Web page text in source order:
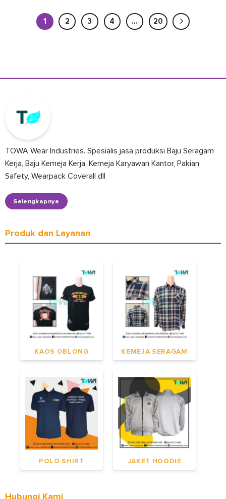
1 2 3 4 … 20
TOWA Wear Industries. Spesialis jasa produksi Baju Seragam
Kerja, Baju Kemeja Kerja, Kemeja Karyawan Kantor, Pakian
Safety, Wearpack Coverall dll
Selengkapnya
Produk dan Layanan
KAOS OBLONG KEMEJA SERAGAM
POLO SHIRT JAKET HOODIE
Hubungi Kami